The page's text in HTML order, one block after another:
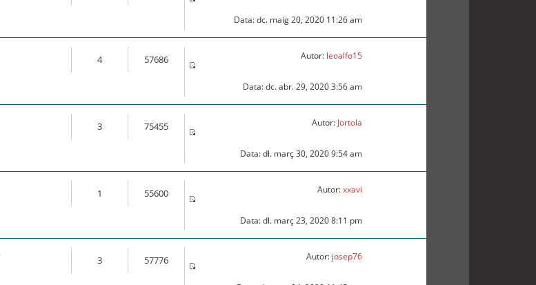
Data: dc. maig 20, 2020 11:26 am
4 57686 Autor: leoalfo15
Data: dc. abr. 29, 2020 3:56 am
3 75455 Autor: Jortola
Data: dl. març 30, 2020 9:54 am
1 55600 Autor:xxavi
Data: dl. març 23, 2020 8:11 pm
3 57776 Autor: josep76